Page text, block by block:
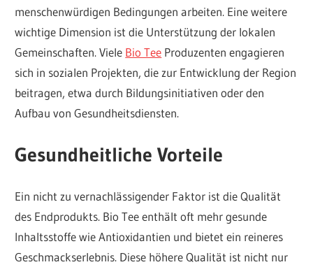
menschenwürdigen Bedingungen arbeiten. Eine weitere
wichtige Dimension ist die Unterstützung der lokalen
Gemeinschaften. Viele Bio Tee Produzenten engagieren
sich in sozialen Projekten, die zur Entwicklung der Region
beitragen, etwa durch Bildungsinitiativen oder den
Aufbau von Gesundheitsdiensten.
Gesundheitliche Vorteile
Ein nicht zu vernachlässigender Faktor ist die Qualität
des Endprodukts. Bio Tee enthält oft mehr gesunde
Inhaltsstoffe wie Antioxidantien und bietet ein reineres
Geschmackserlebnis. Diese höhere Qualität ist nicht nur